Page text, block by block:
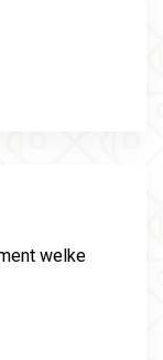
welke